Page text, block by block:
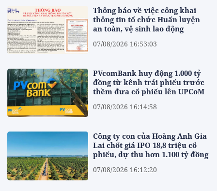
Thông báo về việc công khai
thông tin tổ chức Huấn luyện
an toàn, vệ sinh lao động
07/08/2026 16:53:03
PVcomBank huy động 1.000 tỷ
đồng từ kênh trái phiếu trước
thềm đưa cổ phiếu lên UPCoM
07/08/2026 16:14:58
Công ty con của Hoàng Anh Gia
Lai chốt giá IPO 18,8 triệu cổ
phiếu, dự thu hơn 1.100 tỷ đồng
07/08/2026 16:12:20